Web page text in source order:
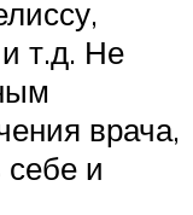
т.д. Не
врача,
и